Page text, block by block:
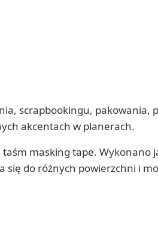
scrapbookingu, pakowania,
akcentach w planerach.
masking tape. Wykonano
do różnych powierzchni i